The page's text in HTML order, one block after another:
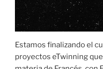
Estamos finalizando el
proyectos eTwinning